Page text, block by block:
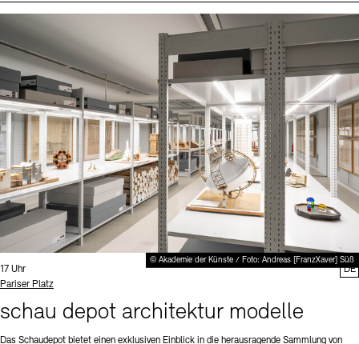
© Akademie der Künste / Foto: Andreas [FranzXaver] Süß
Uhrzeit:
17 Uhr
Standort
Pariser Platz
schau depot architektur modelle
Das Schaudepot bietet einen exklusiven Einblick in die herausragende Sammlung von
DE